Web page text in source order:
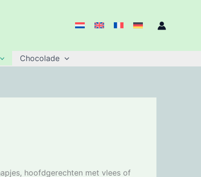
Chocolade
hoofdgerechten met vlees of